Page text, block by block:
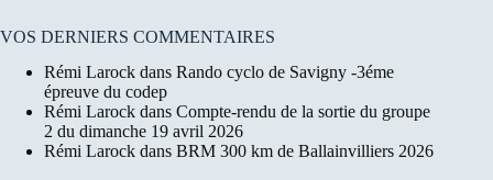
VOS DERNIERS COMMENTAIRES
Rémi Larock dans Rando cyclo de Savigny -3éme
épreuve du codep
Rémi Larock dans Compte-rendu de la sortie du groupe
2 du dimanche 19 avril 2026
Rémi Larock dans BRM 300 km de Ballainvilliers 2026